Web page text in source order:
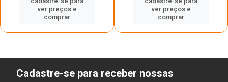
ver preços e
comprar
ver preços e
comprar
Cadastre-se para receber nossas